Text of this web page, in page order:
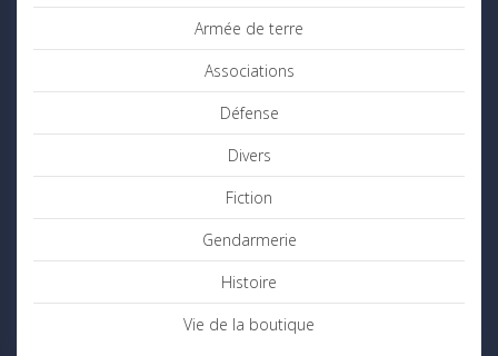
Armée de terre
Associations
Défense
Divers
Fiction
Gendarmerie
Histoire
Vie de la boutique